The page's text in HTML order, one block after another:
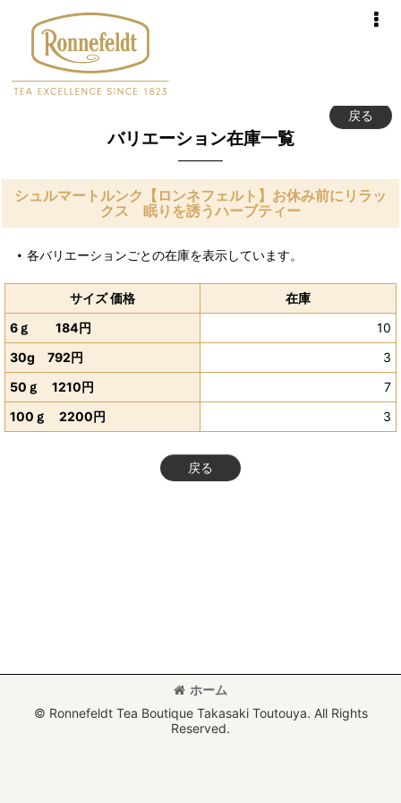
バリエーション在庫一覧
戻る
シュルマートルンク【ロンネフェルト】お休み前にリラッ
クス 眠りを誘うハーブティー
各バリエーションごとの在庫を表示しています。
サイズ 価格
在庫
6ｇ 184円
10
30g 792円
3
50ｇ 1210円
7
100ｇ 2200円
3
戻る
ホーム
© Ronnefeldt Tea Boutique Takasaki Toutouya. All Rights
Reserved.